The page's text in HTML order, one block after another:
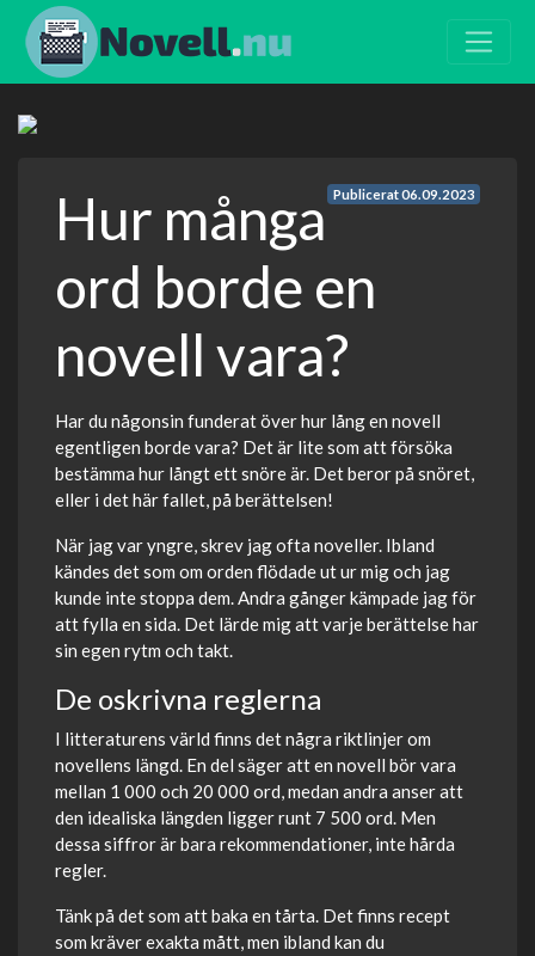
Publicerat06.09.2023
Hur många
ord borde en
novell vara?
Har du någonsin funderat över hur lång en novell
egentligen borde vara? Det är lite som att försöka
bestämma hur långt ett snöre är. Det beror på snöret,
eller i det här fallet, på berättelsen!
När jag var yngre, skrev jag ofta noveller. Ibland
kändes det som om orden flödade ut ur mig och jag
kunde inte stoppa dem. Andra gånger kämpade jag för
att fylla en sida. Det lärde mig att varje berättelse har
sin egen rytm och takt.
De oskrivna reglerna
I litteraturens värld finns det några riktlinjer om
novellens längd. En del säger att en novell bör vara
mellan 1 000 och 20 000 ord, medan andra anser att
den idealiska längden ligger runt 7 500 ord. Men
dessa siffror är bara rekommendationer, inte hårda
regler.
Tänk på det som att baka en tårta. Det finns recept
som kräver exakta mått, men ibland kan du